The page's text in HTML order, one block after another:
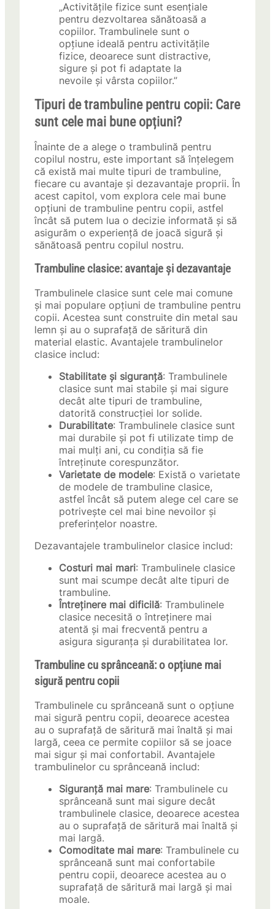
„Activitățile fizice sunt esențiale
pentru dezvoltarea sănătoasă a
copiilor. Trambulinele sunt o
opțiune ideală pentru activitățile
fizice, deoarece sunt distractive,
sigure și pot fi adaptate la
nevoile și vârsta copiilor.”
Tipuri de trambuline pentru copii: Care
sunt cele mai bune opțiuni?
Înainte de a alege o trambulină pentru
copilul nostru, este important să înțelegem
că există mai multe tipuri de trambuline,
fiecare cu avantaje și dezavantaje proprii. În
acest capitol, vom explora cele mai bune
opțiuni de trambuline pentru copii, astfel
încât să putem lua o decizie informată și să
asigurăm o experiență de joacă sigură și
sănătoasă pentru copilul nostru.
Trambuline clasice: avantaje și dezavantaje
Trambulinele clasice sunt cele mai comune
și mai populare opțiuni de trambuline pentru
copii. Acestea sunt construite din metal sau
lemn și au o suprafață de săritură din
material elastic. Avantajele trambulinelor
clasice includ:
Stabilitate și siguranță: Trambulinele
clasice sunt mai stabile și mai sigure
decât alte tipuri de trambuline,
datorită construcției lor solide.
Durabilitate: Trambulinele clasice sunt
mai durabile și pot fi utilizate timp de
mai mulți ani, cu condiția să fie
întreținute corespunzător.
Varietate de modele: Există o varietate
de modele de trambuline clasice,
astfel încât să putem alege cel care se
potrivește cel mai bine nevoilor și
preferințelor noastre.
Dezavantajele trambulinelor clasice includ:
Costuri mai mari: Trambulinele clasice
sunt mai scumpe decât alte tipuri de
trambuline.
Întreținere mai dificilă: Trambulinele
clasice necesită o întreținere mai
atentă și mai frecventă pentru a
asigura siguranța și durabilitatea lor.
Trambuline cu sprânceană: o opțiune mai
sigură pentru copii
Trambulinele cu sprânceană sunt o opțiune
mai sigură pentru copii, deoarece acestea
au o suprafață de săritură mai înaltă și mai
largă, ceea ce permite copiilor să se joace
mai sigur și mai confortabil. Avantajele
trambulinelor cu sprânceană includ:
Siguranță mai mare: Trambulinele cu
sprânceană sunt mai sigure decât
trambulinele clasice, deoarece acestea
au o suprafață de săritură mai înaltă și
mai largă.
Comoditate mai mare: Trambulinele cu
sprânceană sunt mai confortabile
pentru copii, deoarece acestea au o
suprafață de săritură mai largă și mai
moale.